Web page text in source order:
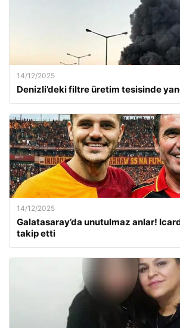
14/12/2025
Denizli’deki filtre üretim tesisinde
14/12/2025
Galatasaray’da unutulmaz anlar!
takip etti